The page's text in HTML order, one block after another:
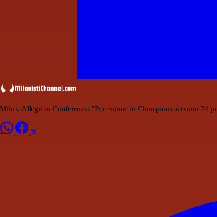
Milan, Allegri in Conferenza: "Per entrare in Champions servono 74